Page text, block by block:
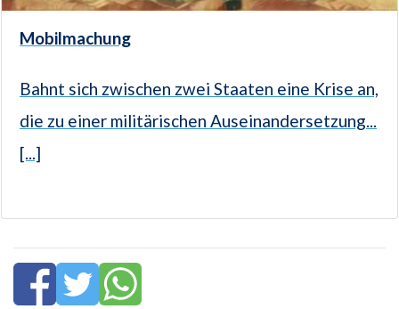
Mobilmachung
Bahnt sich zwischen zwei Staaten eine Krise an,
die zu einer militärischen Auseinandersetzung...
[...]